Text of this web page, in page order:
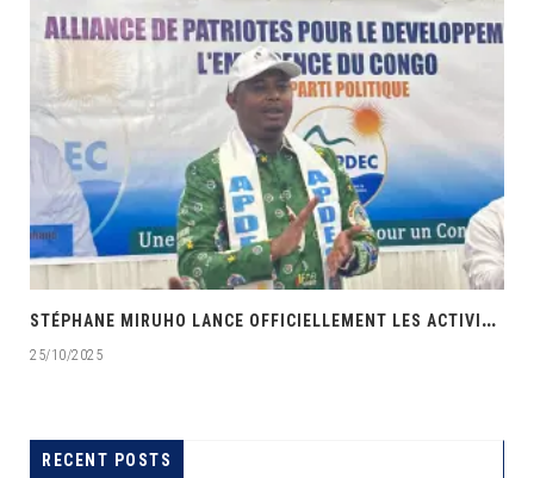
‎
STÉPHANE MIRUHO LANCE OFFICIELLEMENT LES ACTIVITÉS DE L’ÉCOLE DE SON PARTI APDEC
25/10/2025
RECENT POSTS